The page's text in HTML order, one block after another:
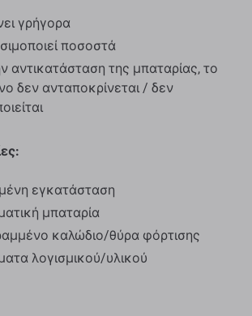
γρήγορα
ποσοστά
αντικατάσταση της μπαταρίας, το
δεν ανταποκρίνεται / δεν
εγκατάσταση
μπαταρία
καλώδιο/θύρα φόρτισης
λογισμικού/υλικού